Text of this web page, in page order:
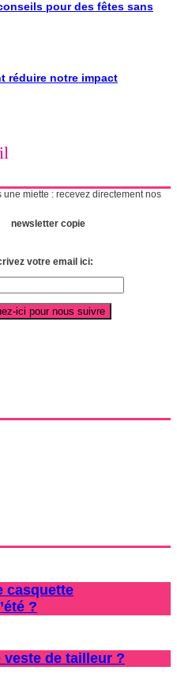
pour des fêtes sans
réduire notre impact
miette : recevez directement nos
votre email ici:
casquette
?
de tailleur ?